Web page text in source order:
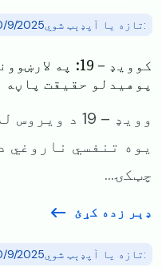
:تازه یا آپډېټ شوي10/9/2025
کوویډ – 19:
پوهیدلو حقیقت پاڼه
وویډ – 19 د
یوه تنفسي ناروغي
چټکۍ...
ډېر زده کړئ
:تازه یا آپډېټ شوي10/9/2025